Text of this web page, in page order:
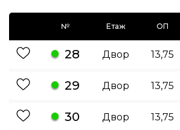
№ Етаж ОП
28 Двор 13,75
29 Двор 13,75
30 Двор 13,75